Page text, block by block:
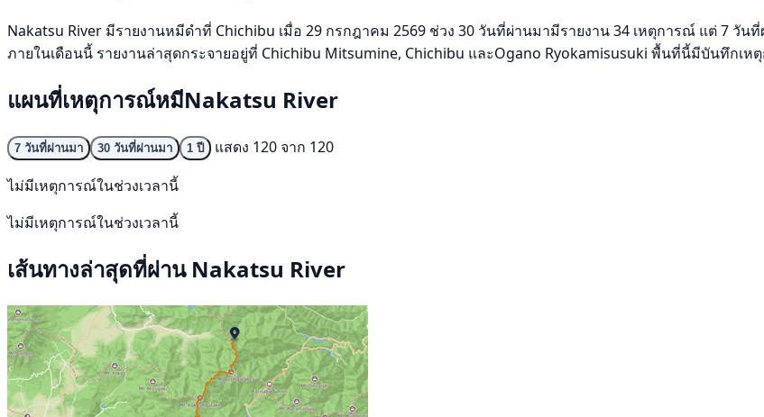
Nakatsu River มีรายงานหมีดำที่ Chichibu เมื่อ 29 กรกฎาคม 2569 ช่วง 30 วันที่ผ่านมามีรายงาน 34 เหตุการณ์ แต่ 7 วั
ภายในเดือนนี้ รายงานล่าสุดกระจายอยู่ที่ Chichibu Mitsumine, Chichibu และOgano Ryokamisusuki พื้นที่นี้มีบันทึกเ
แผนที่เหตุการณ์หมีNakatsu River
7 วันที่ผ่านมา 30 วันที่ผ่านมา 1 ปี
แสดง 120 จาก 120
ไม่มีเหตุการณ์ในช่วงเวลานี้
ไม่มีเหตุการณ์ในช่วงเวลานี้
เส้นทางล่าสุดที่ผ่าน Nakatsu River